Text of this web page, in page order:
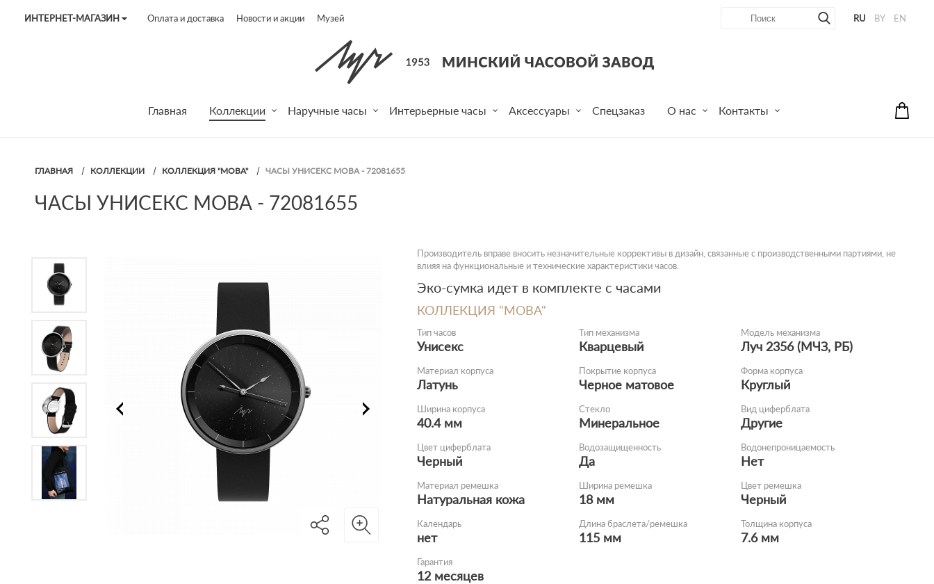
RU BY EN
ИНТЕРНЕТ-МАГАЗИН
Оплата и доставка Новости и акции Музей
Главная Коллекции Наручные часы Интерьерные часы Аксессуары Спецзаказ О нас Контакты
ГЛАВНАЯ КОЛЛЕКЦИИ КОЛЛЕКЦИЯ "МОВА" ЧАСЫ УНИСЕКС МОВА - 72081655
ЧАСЫ УНИСЕКС МОВА - 72081655
Производитель вправе вносить незначительные коррективы в дизайн, связанные с производственными партиями, не
влияя на функциональные и технические характеристики часов.
Эко-сумка идет в комплекте с часами
КОЛЛЕКЦИЯ "МОВА"
Тип часов
Унисекс
Тип механизма
Кварцевый
Модель механизма
Луч 2356 (МЧЗ, РБ)
Материал корпуса
Латунь
Покрытие корпуса
Черное матовое
Форма корпуса
Круглый
Ширина корпуса
40.4 мм
Стекло
Минеральное
Вид циферблата
Другие
Цвет циферблата
Черный
Водозащищенность
Да
Водонепроницаемость
Нет
Материал ремешка
Натуральная кожа
Ширина ремешка
18 мм
Цвет ремешка
Черный
Календарь
нет
Длина браслета/ремешка
115 мм
Толщина корпуса
7.6 мм
Гарантия
12 месяцев